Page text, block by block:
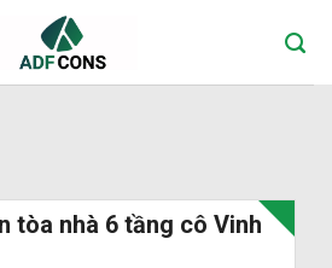
tòa nhà 6 tầng cô Vinh